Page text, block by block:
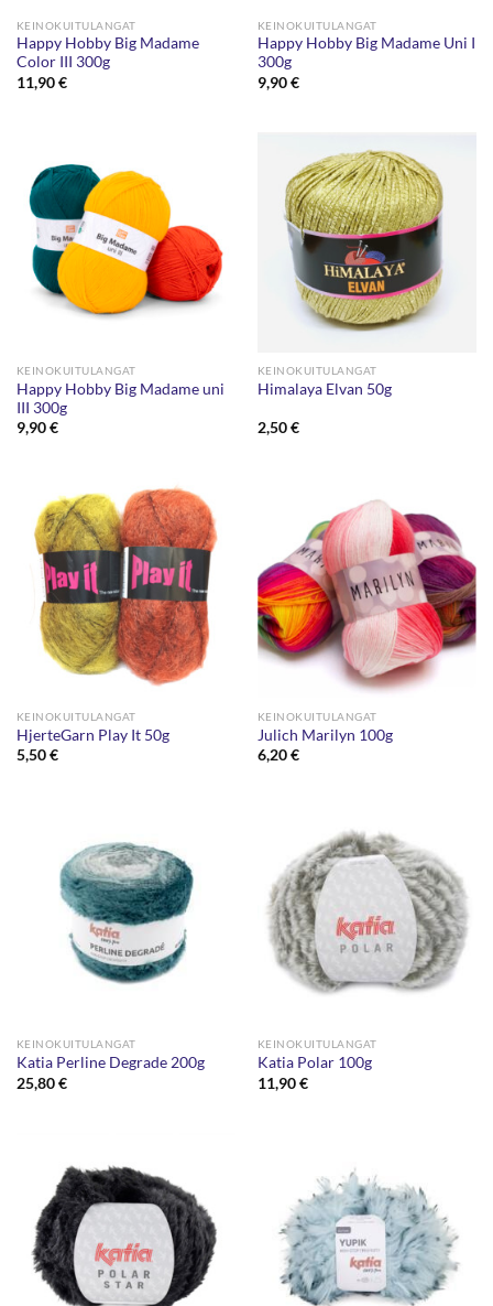
KEINOKUITULANGAT
Happy Hobby Big Madame
Color III 300g
11,90€
KEINOKUITULANGAT
Happy Hobby Big Madame Uni I
300g
9,90€
KEINOKUITULANGAT
Happy Hobby Big Madame uni
III 300g
9,90€
KEINOKUITULANGAT
Himalaya Elvan 50g
2,50€
KEINOKUITULANGAT
HjerteGarn Play It 50g
5,50€
KEINOKUITULANGAT
Julich Marilyn 100g
6,20€
KEINOKUITULANGAT
Katia Perline Degrade 200g
25,80€
KEINOKUITULANGAT
Katia Polar 100g
11,90€